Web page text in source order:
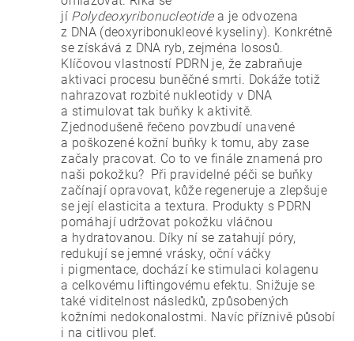
jí Polydeoxyribonucleotidea je odvozena
z DNA (deoxyribonukleové kyseliny). Konkrétně
se získává z DNA ryb, zejména lososů.
Klíčovou vlastností PDRN je, že zabraňuje
aktivaci procesu buněčné smrti. Dokáže totiž
nahrazovat rozbité nukleotidy v DNA
a stimulovat tak buňky k aktivitě.
Zjednodušeně řečeno povzbudí unavené
a poškozené kožní buňky k tomu, aby zase
začaly pracovat. Co to ve finále znamená pro
naši pokožku? Při pravidelné péči se buňky
začínají opravovat, kůže regeneruje a zlepšuje
se její elasticita a textura. Produkty s PDRN
pomáhají udržovat pokožku vláčnou
a hydratovanou. Díky ní se zatahují póry,
redukují se jemné vrásky, oční váčky
i pigmentace, dochází ke stimulaci kolagenu
a celkovému liftingovému efektu. Snižuje se
také viditelnost následků, způsobených
kožními nedokonalostmi. Navíc příznivě působí
i na citlivou pleť.